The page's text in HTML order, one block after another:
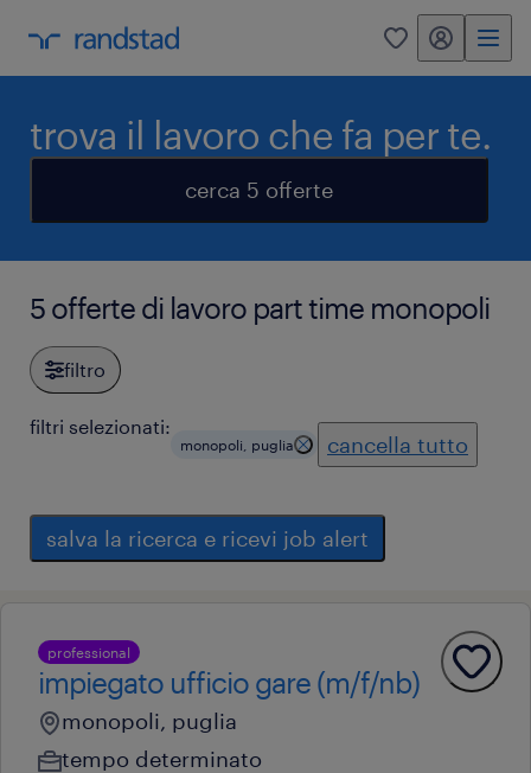
0 my randstad
trova il lavoro che fa per te.
cerca 5 offerte
5 offerte di lavoro part time monopoli
filtro
filtri selezionati:
monopoli, puglia cancella tutto
salva la ricerca e ricevi job alert
professional
impiegato ufficio gare (m/f/nb)
monopoli, puglia
tempo determinato